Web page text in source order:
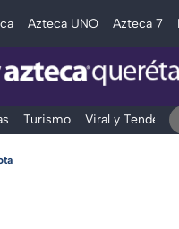
Azteca UNO Azteca 7
Turismo Viral y Tendencia